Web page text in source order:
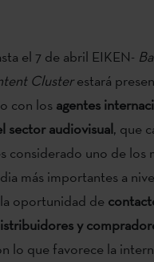
el 7 de abril EIKEN-
Clusterestará
con los agentes
sector audiovisual, que
considerado uno de los
más importantes a
oportunidad de
y
lo que favorece la